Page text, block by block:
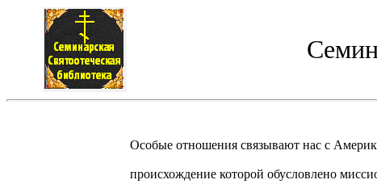
Особые отношения связывают нас с
происхождение которой обусловлено